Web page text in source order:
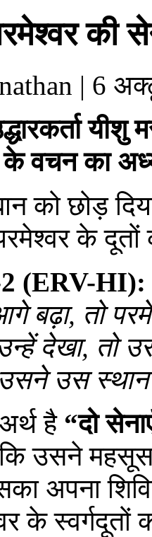
की
| 6
के वचन का
को छोड़
के दूतों
2 (ERV-HI):
बढ़ा, तो
देखा, तो
उस स्थान
है “दो
उसने
अपना
के स्वर्गदूतों